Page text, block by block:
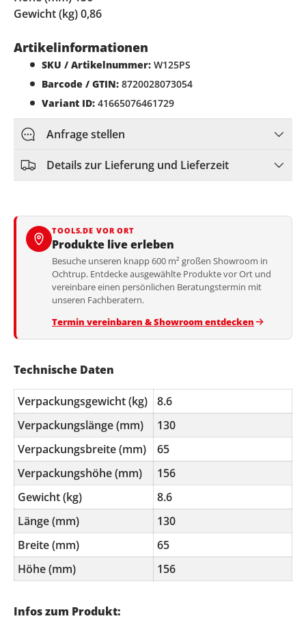
Gewicht (kg) 0,86
Artikelinformationen
SKU / Artikelnummer: W125PS
Barcode / GTIN: 8720028073054
Variant ID: 41665076461729
Anfrage stellen
Details zur Lieferung und Lieferzeit
TOOLS.DE VOR ORT
Produkte live erleben
Besuche unseren knapp 600 m² großen Showroom in
Ochtrup. Entdecke ausgewählte Produkte vor Ort und
vereinbare einen persönlichen Beratungstermin mit
unseren Fachberatern.
Termin vereinbaren & Showroom entdecken
Technische Daten
Verpackungsgewicht (kg)
8.6
Verpackungslänge (mm)
130
Verpackungsbreite (mm)
65
Verpackungshöhe (mm)
156
Gewicht (kg)
8.6
Länge (mm)
130
Breite (mm)
65
Höhe (mm)
156
Infos zum Produkt: